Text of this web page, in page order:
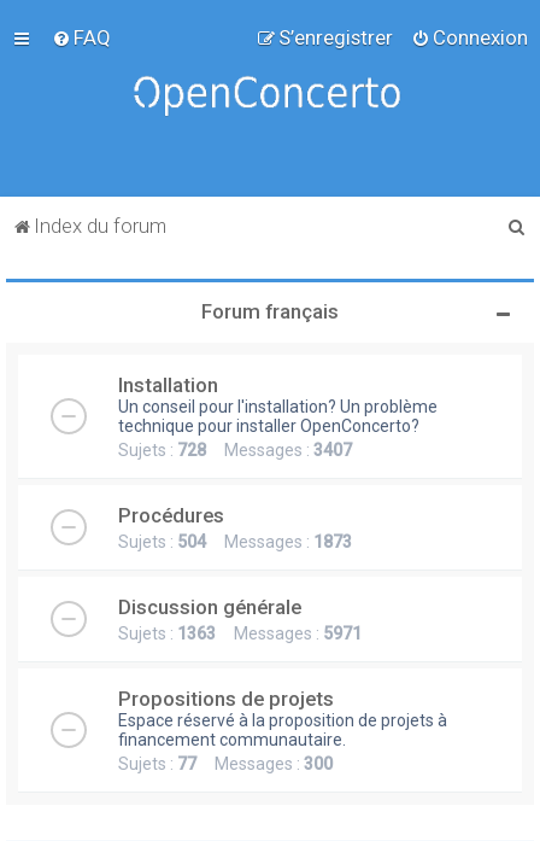
FAQ Connexion
S’enregistrer
Index du forum
Forum français
Installation
Un conseil pour l'installation? Un problème
technique pour installer OpenConcerto?
Sujets : 728 Messages : 3407
Procédures
Sujets : 504Messages : 1873
Discussion générale
Sujets : 1363 Messages : 5971
Propositions de projets
Espace réservé à la proposition de projets à
financement communautaire.
Sujets : 77Messages : 300